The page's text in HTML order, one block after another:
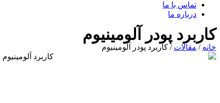
تماس با ما
درباره ما
کاربرد پودر آلومینیوم
خانه / مقالات / کاربرد پودر آلومینیوم